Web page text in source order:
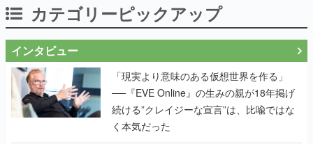
カテゴリーピックアップ
インタビュー
「現実より意味のある仮想世界を作る」
──『EVE Online』の生みの親が18年掲げ
続ける”クレイジーな宣言”は、比喩ではな
く本気だった